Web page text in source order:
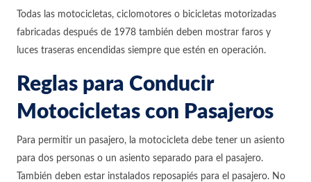
Todas las motocicletas, ciclomotores o bicicletas motorizadas
fabricadas después de 1978 también deben mostrar faros y
luces traseras encendidas siempre que estén en operación.
Reglas para Conducir
Motocicletas con Pasajeros
Para permitir un pasajero, la motocicleta debe tener un asiento
para dos personas o un asiento separado para el pasajero.
También deben estar instalados reposapiés para el pasajero. No